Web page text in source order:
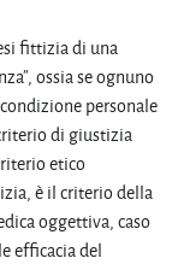
fittizia di una
ossia se ognuno
personale
di giustizia
etico
è il criterio della
oggettiva, caso
efficacia del